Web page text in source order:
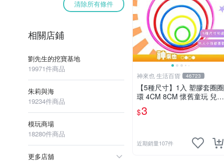
清除所有條件
相關店鋪
劉先生的挖寶基地
19971件商品
朱莉與海
19234件商品
模玩商場
18280件商品
更多店舖
神來也 生活百貨 46723
【5種尺寸】1入 塑膠套圈圈
環 4CM 8CM 懷舊童玩 兒童
玩具 夜市套圈圈 塑膠套環
遊戲道具 套環
$3
近期銷量107件